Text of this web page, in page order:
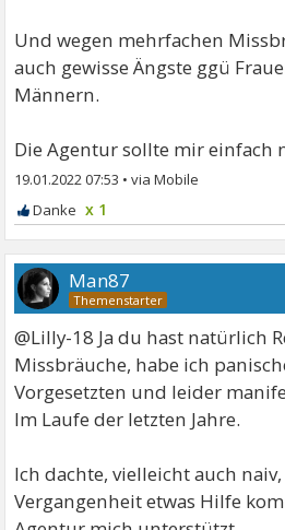
Und wegen mehrfachen
auch gewisse Ängste ggü
Männern.
Die Agentur sollte mir einfach
19.01.2022 07:53 •
x 1
Man87
@Lilly-18 Ja du hast natürlich
Missbräuche, habe ich
Vorgesetzten und leider
Im Laufe der letzten Jahre.
Ich dachte, vielleicht auch
Vergangenheit etwas Hilfe